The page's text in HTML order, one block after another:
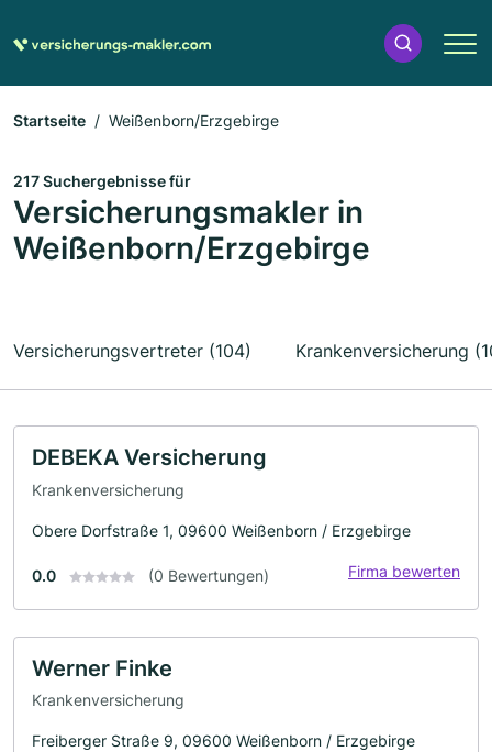
Startseite Weißenborn/Erzgebirge
217 Suchergebnisse für
Versicherungsmakler in
Weißenborn/Erzgebirge
Versicherungsvertreter (104) Krankenversicherung
DEBEKA Versicherung
Krankenversicherung
Obere Dorfstraße 1, 09600 Weißenborn / Erzgebirge
0.0 (0 Bewertungen) Firma bewerten
Werner Finke
Krankenversicherung
Freiberger Straße 9, 09600 Weißenborn / Erzgebirge